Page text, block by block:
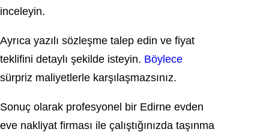
inceleyin.
Ayrıca yazılı sözleşme talep edin ve fiyat
teklifini detaylı şekilde isteyin. Böylece
sürpriz maliyetlerle karşılaşmazsınız.
Sonuç olarak profesyonel bir Edirne evden
eve nakliyat firması ile çalıştığınızda taşınma